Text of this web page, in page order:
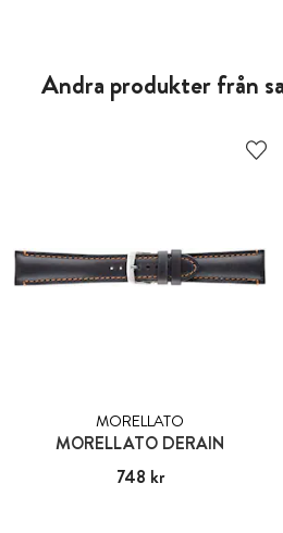
Andra produkter från
MORELLATO
MORELLATO DERAIN
Pris:748 kr
748 kr